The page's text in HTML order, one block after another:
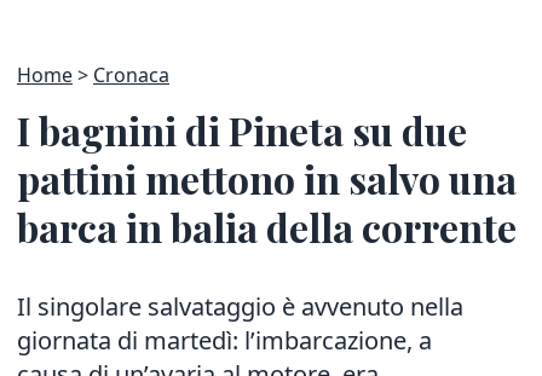
Home Cronaca
I bagnini di Pineta su due
pattini mettono in salvo una
barca in balia della corrente
Il singolare salvataggio è avvenuto nella
giornata di martedì: l’imbarcazione, a